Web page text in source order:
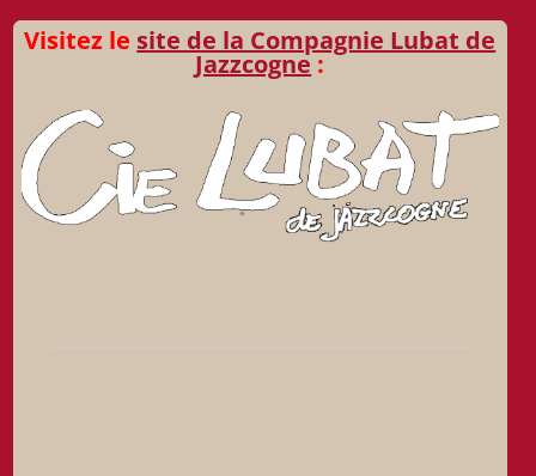
Visitez le site de la Compagnie Lubat de
Jazzcogne :